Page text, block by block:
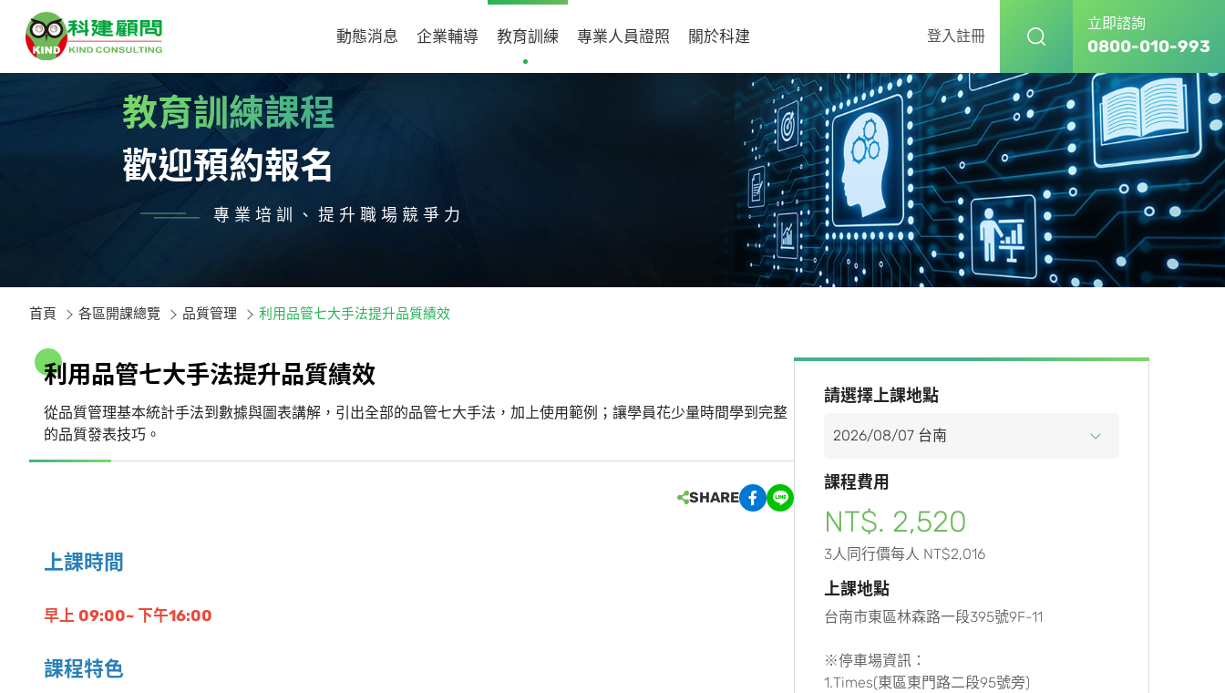
動態消息 企業輔導 教育訓練 專業人員證照 關於科建 登入註冊
立即諮詢
0800-010-993
教育訓練課程
歡迎預約報名
專業培訓、提升職場競爭力
首頁 各區開課總覽 品質管理 利用品管七大手法提升品質績效
利用品管七大手法提升品質績效
從品質管理基本統計手法到數據與圖表講解，引出全部的品管七大手法，加上使用範例；讓學員花少量時間學到完整
的品質發表技巧。
SHARE
上課時間
早上 09:00~ 下午16:00
課程特色
請選擇上課地點
課程費用
NT$. 2,520
3人同行價每人 NT$2,016
上課地點
台南市東區林森路一段395號9F-11
※停車場資訊：
1.Times(東區東門路二段95號旁)